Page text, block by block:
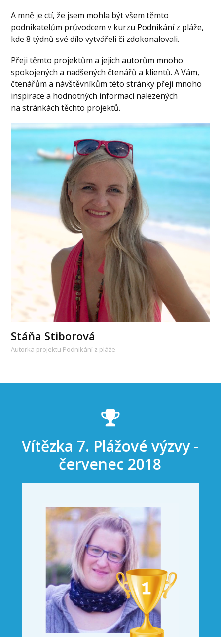
A mně je ctí, že jsem mohla být všem těmto
podnikatelům průvodcem v kurzu Podnikání z pláže,
kde 8 týdnů své dílo vytvářeli či zdokonalovali.
Přeji těmto projektům a jejich autorům mnoho
spokojených a nadšených čtenářů a klientů. A Vám,
čtenářům a návštěvníkům této stránky přeji mnoho
inspirace a hodnotných informací nalezených
na stránkách těchto projektů.
Stáňa Stiborová
Autorka projektu Podnikání z pláže
Vítězka 7. Plážové výzvy -
červenec 2018